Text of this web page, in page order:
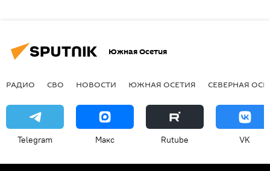
Южная Осетия
РАДИО СВО НОВОСТИ ЮЖНАЯ ОСЕТИЯ СЕВЕРНАЯ
Telegram Макс Rutube VK